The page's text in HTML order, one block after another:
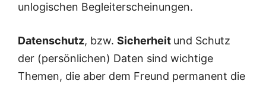
unlogischen Begleiterscheinungen.
Datenschutz, bzw. Sicherheit und Schutz
der (persönlichen) Daten sind wichtige
Themen, die aber dem Freund permanent die